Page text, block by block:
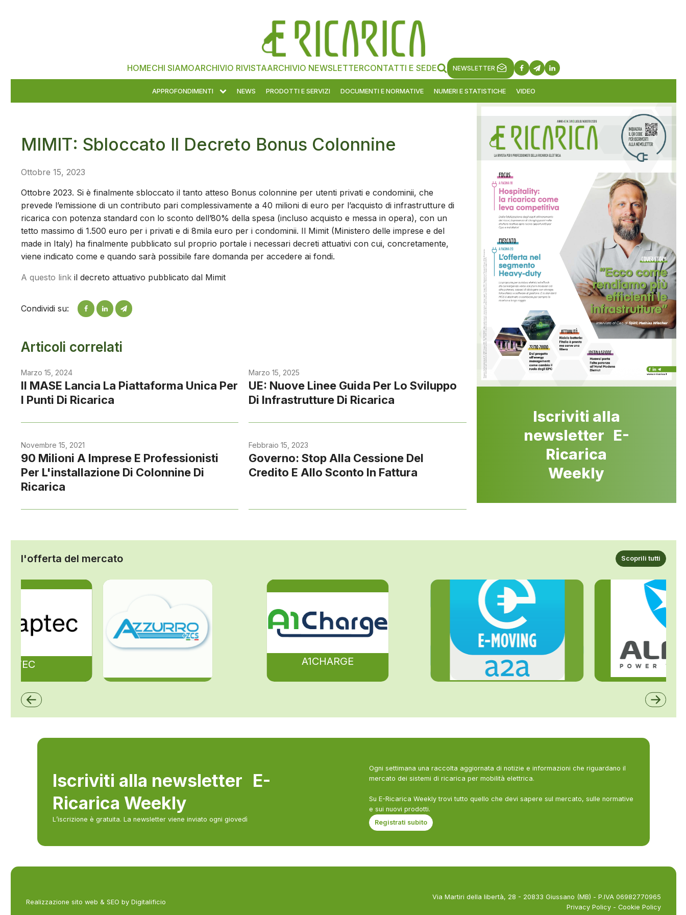
HOMECHI SIAMOARCHIVIO RIVISTAARCHIVIO NEWSLETTERCONTATTI E SEDE NEWSLETTER
APPROFONDIMENTI NEWS PRODOTTI E SERVIZI DOCUMENTI E NORMATIVE NUMERI E STATISTICHE VIDEO
MIMIT: Sbloccato Il Decreto Bonus Colonnine
Ottobre 15, 2023
Ottobre 2023. Si è finalmente sbloccato il tanto atteso Bonus colonnine per utenti privati e condominii, che
prevede l’emissione di un contributo pari complessivamente a 40 milioni di euro per l’acquisto di infrastrutture di
ricarica con potenza standard con lo sconto dell’80% della spesa (incluso acquisto e messa in opera), con un
tetto massimo di 1.500 euro per i privati e di 8mila euro per i condominii. Il Mimit (Ministero delle imprese e del
made in Italy) ha finalmente pubblicato sul proprio portale i necessari decreti attuativi con cui, concretamente,
viene indicato come e quando sarà possibile fare domanda per accedere ai fondi.
A questo link il decreto attuativo pubblicato dal Mimit
Condividi su:
Articoli correlati
Marzo 15, 2024
Il MASE Lancia La Piattaforma Unica Per
I Punti Di Ricarica
Marzo 15, 2025
UE: Nuove Linee Guida Per Lo Sviluppo
Di Infrastrutture Di Ricarica
Novembre 15, 2021
90 Milioni A Imprese E Professionisti
Per L'installazione Di Colonnine Di
Ricarica
Febbraio 15, 2023
Governo: Stop Alla Cessione Del
Credito E Allo Sconto In Fattura
Iscriviti alla
newsletter E-
Ricarica
Weekly
l'offerta del mercato Scoprili tutti
A1CHARGE
ZCS Azzurro
Iscriviti alla newsletter E-
Ricarica Weekly
L’iscrizione è gratuita. La newsletter viene inviato ogni giovedì
Ogni settimana una raccolta aggiornata di notizie e informazioni che riguardano il
mercato dei sistemi di ricarica per mobilità elettrica.
Su E-Ricarica Weekly trovi tutto quello che devi sapere sul mercato, sulle normative
e sui nuovi prodotti.
Registrati subito
Realizzazione sito web & SEO by Digitalificio
Via Martiri della libertà, 28 - 20833 Giussano (MB) - P.IVA 06982770965
Privacy Policy - Cookie Policy